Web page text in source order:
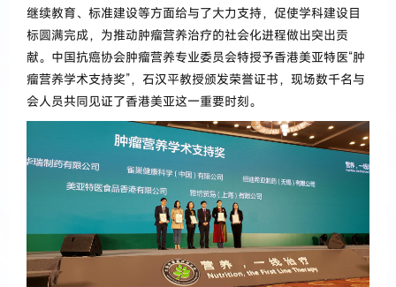
继续教育、标准建设等方面给与了大力支持，促使学科建设目
标圆满完成，为推动肿瘤营养治疗的社会化进程做出突出贡
献。中国抗癌协会肿瘤营养专业委员会特授予香港美亚特医“肿
瘤营养学术支持奖”，石汉平教授颁发荣誉证书，现场数千名与
会人员共同见证了香港美亚这一重要时刻。